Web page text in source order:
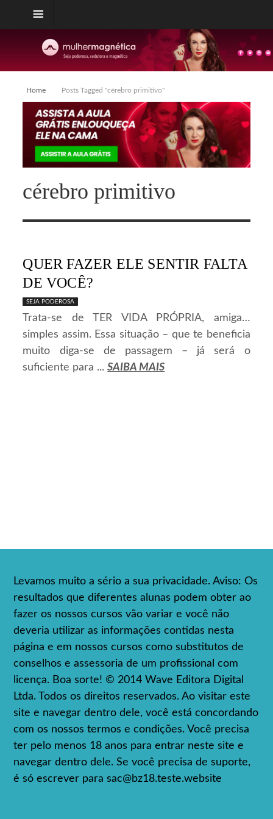
Home Posts Tagged "cérebro primitivo"
cérebro primitivo
QUER FAZER ELE SENTIR FALTA
DE VOCÊ?
SEJA PODEROSA
Trata-se de TER VIDA PRÓPRIA, amiga…
simples assim. Essa situação – que te beneficia
muito diga-se de passagem – já será o
suficiente para ...SAIBA MAIS
Levamos muito a sério a sua privacidade. Aviso: Os
resultados que diferentes alunas podem obter ao
fazer os nossos cursos vão variar e você não
deveria utilizar as informações contidas nesta
página e em nossos cursos como substitutos de
conselhos e assessoria de um profissional com
licença. Boa sorte! © 2014 Wave Editora Digital
Ltda. Todos os direitos reservados. Ao visitar este
site e navegar dentro dele, você está concordando
com os nossos termos e condições. Você precisa
ter pelo menos 18 anos para entrar neste site e
navegar dentro dele. Se você precisa de suporte,
é só escrever parasac@bz18.teste.website